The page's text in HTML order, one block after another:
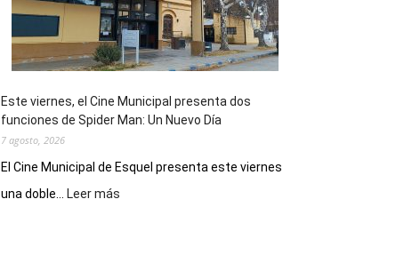
destino
de
reuniones
y
deportivos
Este viernes, el Cine Municipal presenta dos
funciones de Spider Man: Un Nuevo Día
7 agosto, 2026
El Cine Municipal de Esquel presenta este viernes
una doble...
Leer más